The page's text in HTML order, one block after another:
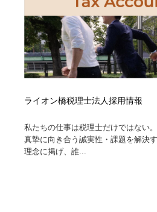
ライオン橋税理士法人採用情報
私たちの仕事は税理士だけではない
真摯に向き合う誠実性・課題を解決
理念に掲げ、誰...